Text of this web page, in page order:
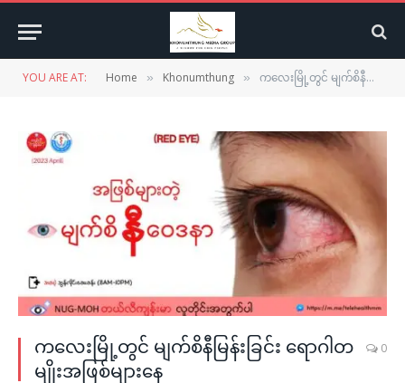
YOU ARE AT: Home » Khonumthung » ကလေးမြို့တွင် မျက်စိနီမြန်းခြင်း ရောဂါတမျိုးအဖြစ်များနေ
ကလေးမြို့တွင် မျက်စိနီမြန်းခြင်း ရောဂါတ
မျိုးအဖြစ်များနေ
0